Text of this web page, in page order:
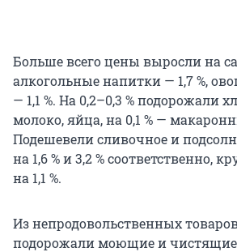
Больше всего цены выросли на
алкогольные напитки — 1,7 %,
— 1,1 %. На 0,2–0,3 % подорожали
молоко, яйца, на 0,1 % —
Подешевели сливочное и
на 1,6 % и 3,2 % соответственно,
на 1,1 %.
Из непродовольственных
подорожали моющие и чистящие